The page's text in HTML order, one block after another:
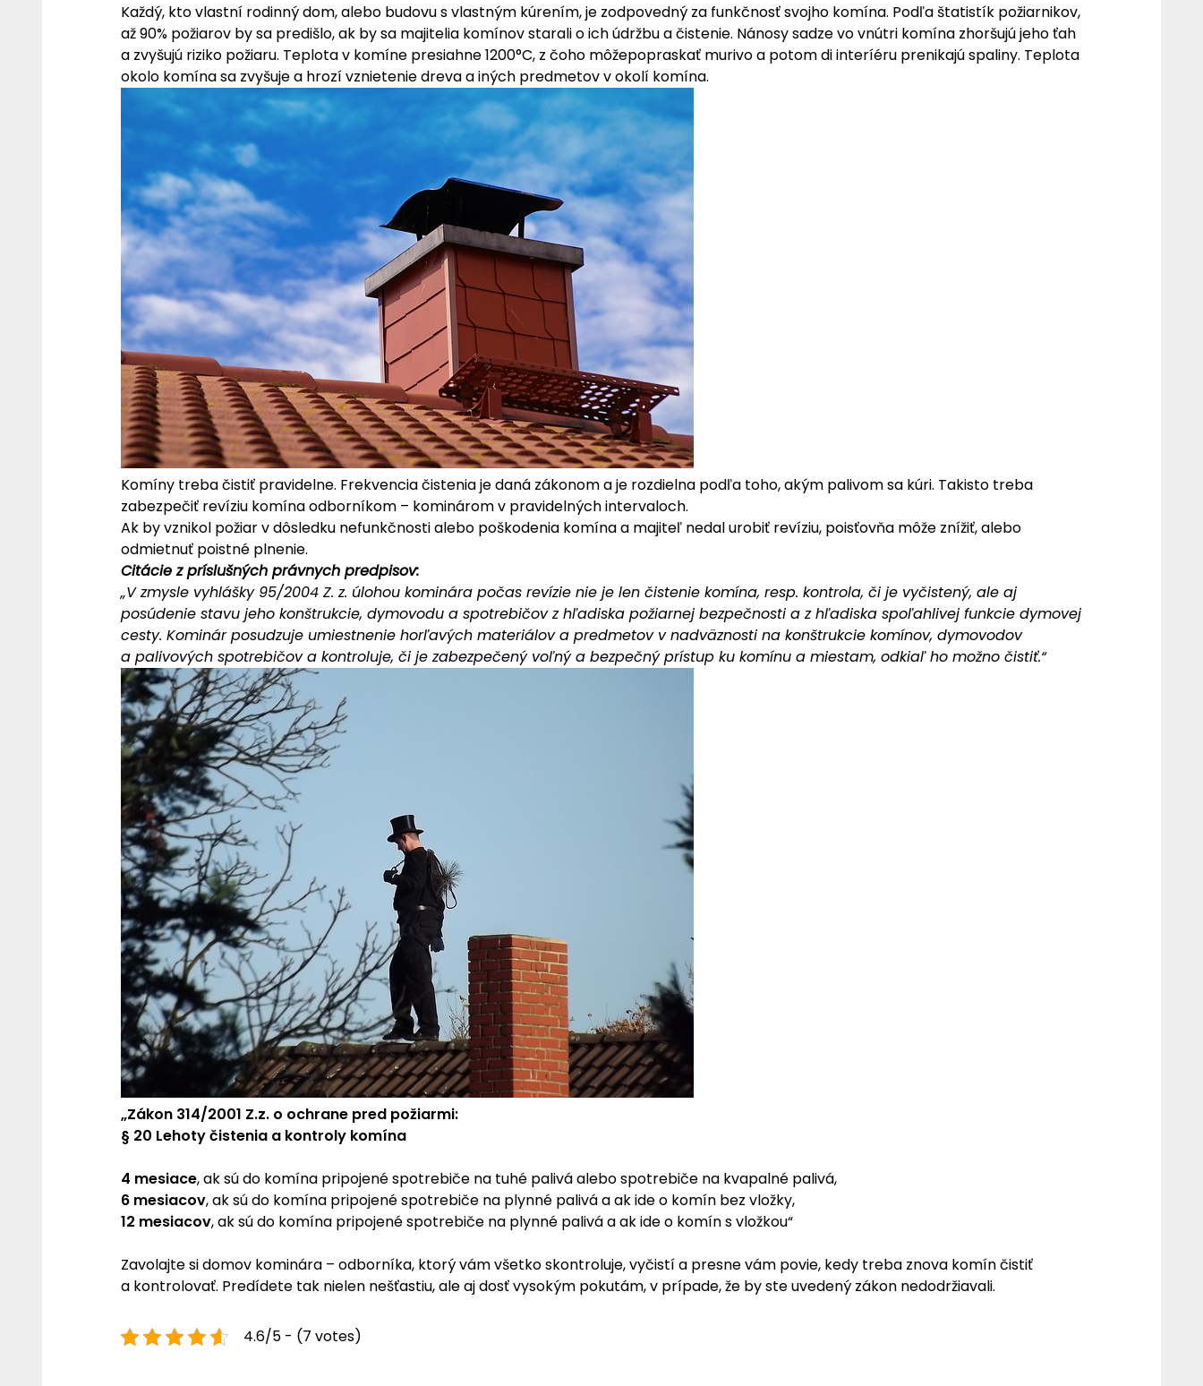
Každý, kto vlastní rodinný dom, alebo budovu s vlastným kúrením, je zodpovedný za funkčnosť svojho komína. Podľa štatistík požiarnikov,
až 90% požiarov by sa predišlo, ak by sa majitelia komínov starali o ich údržbu a čistenie. Nánosy sadze vo vnútri komína zhoršujú jeho ťah
a zvyšujú riziko požiaru. Teplota v komíne presiahne 1200°C, z čoho môžepopraskať murivo a potom di interíéru prenikajú spaliny. Teplota
okolo komína sa zvyšuje a hrozí vznietenie dreva a iných predmetov v okolí komína.
Komíny treba čistiť pravidelne. Frekvencia čistenia je daná zákonom a je rozdielna podľa toho, akým palivom sa kúri. Takisto treba
zabezpečiť revíziu komína odborníkom – kominárom v pravidelných intervaloch.
Ak by vznikol požiar v dôsledku nefunkčnosti alebo poškodenia komína a majiteľ nedal urobiť revíziu, poisťovňa môže znížiť, alebo
odmietnuť poistné plnenie.
Citácie z príslušných právnych predpisov:
„V zmysle vyhlášky 95/2004 Z. z. úlohou kominára počas revízie nie je len čistenie komína, resp. kontrola, či je vyčistený, ale aj
posúdenie stavu jeho konštrukcie, dymovodu a spotrebičov z hľadiska požiarnej bezpečnosti a z hľadiska spoľahlivej funkcie dymovej
cesty. Kominár posudzuje umiestnenie horľavých materiálov a predmetov v nadväznosti na konštrukcie komínov, dymovodov
a palivových spotrebičov a kontroluje, či je zabezpečený voľný a bezpečný prístup ku komínu a miestam, odkiaľ ho možno čistiť.“
„Zákon 314/2001 Z.z. o ochrane pred požiarmi:
§ 20 Lehoty čistenia a kontroly komína
4 mesiace, ak sú do komína pripojené spotrebiče na tuhé palivá alebo spotrebiče na kvapalné palivá,
6 mesiacov, ak sú do komína pripojené spotrebiče na plynné palivá a ak ide o komín bez vložky,
12 mesiacov, ak sú do komína pripojené spotrebiče na plynné palivá a ak ide o komín s vložkou“
Zavolajte si domov kominára – odborníka, ktorý vám všetko skontroluje, vyčistí a presne vám povie, kedy treba znova komín čistiť
a kontrolovať. Predídete tak nielen nešťastiu, ale aj dosť vysokým pokutám, v prípade, že by ste uvedený zákon nedodržiavali.
4.6/5 - (7 votes)